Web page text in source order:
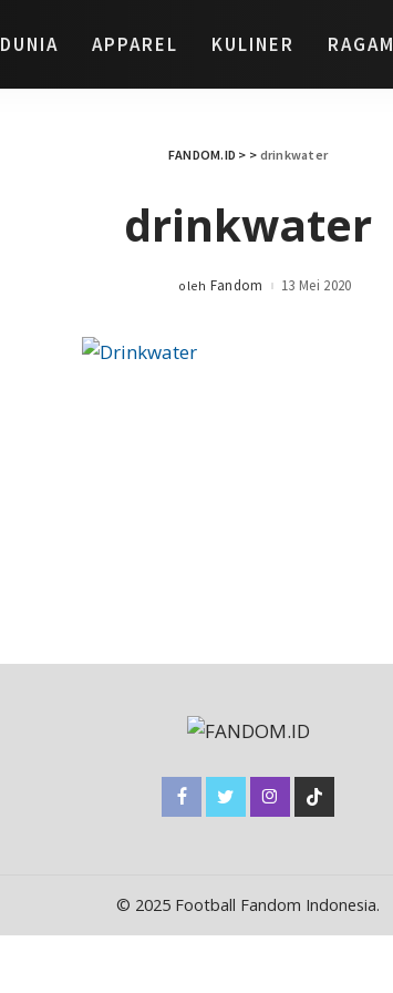
DUNIA APPAREL KULINER RAGAM
FANDOM.ID > > drinkwater
drinkwater
Posted
oleh Fandom 13 Mei 2020
© 2025 Football Fandom Indonesia.